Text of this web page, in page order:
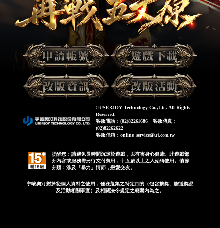
©USERJOY Technology Co.,Ltd. All Rights
Reserved.
客服電話：(02)82261686 客服傳真：
(02)82262622
客服信箱：online_service@uj.com.tw
提醒您：請避免長時間沉迷於遊戲，以有害身心健康。此遊戲部
分內容或服務需另行支付費用，十五歲以上之人始得使用。情節
分類：涉及「暴力」情節，戀愛交友。
宇峻奧汀對於您個人資料之使用，僅在蒐集之特定目的（包含抽獎、贈送獎品
及活動相關事宜）及相關法令規定之範圍內為之。